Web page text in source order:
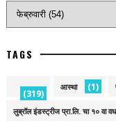
TAGS
(319)
आस्था (1)
लुब्रॉल इंडस्ट्रीज प्रा.लि. चा १० वा